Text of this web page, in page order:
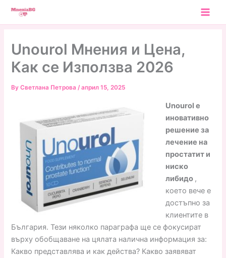
Skip
Unourol Мнения и Цена,
Как се Използва 2026
ByСветлана Петрова/април 15, 2025
Unourol е
иновативно
решение за
лечение на
простатит и
ниско
либидо ,
което вече е
достъпно за
клиентите в
България. Тези няколко параграфа ще се фокусират
върху обобщаване на цялата налична информация за:
Какво представлява и как действа? Какво заявяват